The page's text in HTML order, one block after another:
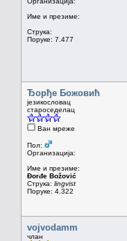
Име и презиме:
Струка:
Поруке: 7.477
Ђорђе Божовић
језикословац
староседелац
Ван мреже
Пол:
Организација:
Име и презиме:
Đorđe Božović
Струка: lingvist
Поруке: 4.322
vojvodamm
члан